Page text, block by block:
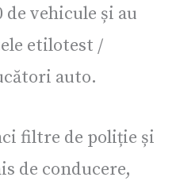
vehicule și au
etilotest /
auto.
filtre de poliție și
de conducere,